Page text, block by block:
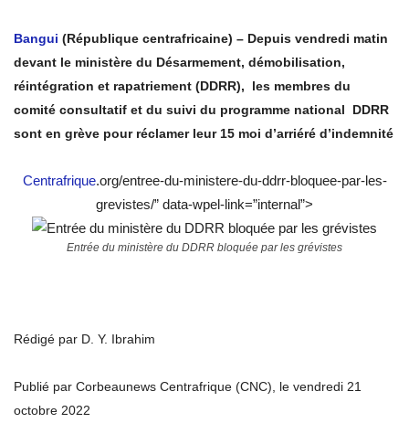
Bangui (République centrafricaine) – Depuis vendredi matin
devant le ministère du Désarmement, démobilisation,
réintégration et rapatriement (DDRR), les membres du
comité consultatif et du suivi du programme national DDRR
sont en grève pour réclamer leur 15 moi d’arriéré d’indemnité
Centrafrique.org/entree-du-ministere-du-ddrr-bloquee-par-les-
grevistes/” data-wpel-link=”internal”>
Entrée du ministère du DDRR bloquée par les grévistes
Rédigé par D. Y. Ibrahim
Publié par Corbeaunews Centrafrique (CNC), le vendredi 21
octobre 2022